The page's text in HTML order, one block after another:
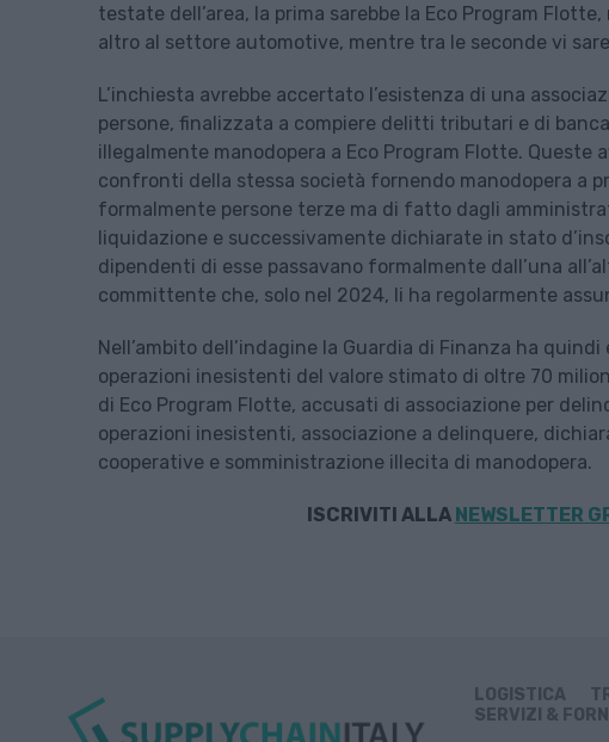
testate dell’area, la prima sarebbe la Eco Program
altro al settore automotive, mentre tra le seconde vi
L’inchiesta avrebbe accertato l’esistenza di una
persone, finalizzata a compiere delitti tributari e di
illegalmente manodopera a Eco Program Flotte.
confronti della stessa società fornendo manodopera a
formalmente persone terze ma di fatto dagli
liquidazione e successivamente dichiarate in stato
dipendenti di esse passavano formalmente dall’una
committente che, solo nel 2024, li ha regolarmente
Nell’ambito dell’indagine la Guardia di Finanza ha
operazioni inesistenti del valore stimato di oltre 70
di Eco Program Flotte, accusati di associazione per
operazioni inesistenti, associazione a delinquere,
cooperative e somministrazione illecita di manodopera.
ISCRIVITI ALLA NEWSLETTER
LOGISTICA
SERVIZI &